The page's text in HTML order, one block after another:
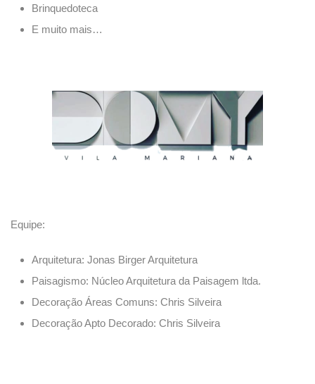
Brinquedoteca
E muito mais…
Equipe:
Arquitetura: Jonas Birger Arquitetura
Paisagismo: Núcleo Arquitetura da Paisagem ltda.
Decoração Áreas Comuns: Chris Silveira
Decoração Apto Decorado: Chris Silveira